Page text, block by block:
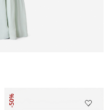
-50%